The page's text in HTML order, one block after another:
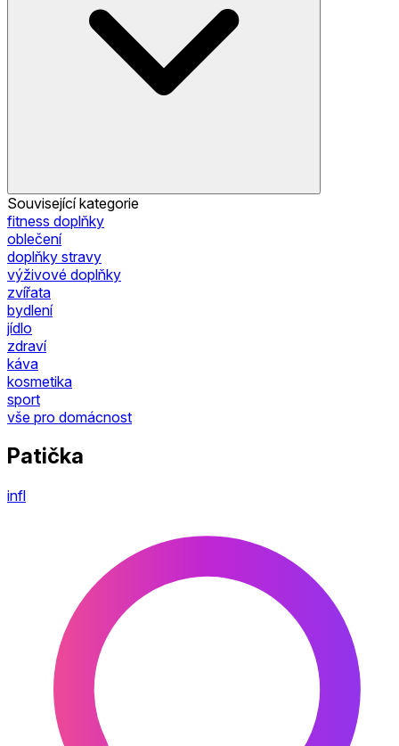
Související kategorie
fitness doplňky
oblečení
doplňky stravy
výživové doplňky
zvířata
bydlení
jídlo
zdraví
káva
kosmetika
sport
vše pro domácnost
Patička
infl